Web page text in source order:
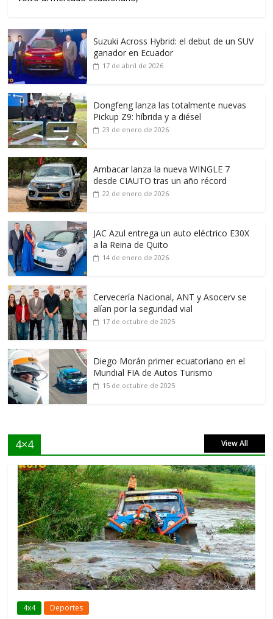
Suzuki Across Hybrid: el debut de un SUV
ganador en Ecuador
17 de abril de 2026
Dongfeng lanza las totalmente nuevas
Pickup Z9: híbrida y a diésel
23 de enero de 2026
Ambacar lanza la nueva WINGLE 7
desde CIAUTO tras un año récord
22 de enero de 2026
JAC Azul entrega un auto eléctrico E30X
a la Reina de Quito
14 de enero de 2026
Cervecería Nacional, ANT y Asocerv se
alían por la seguridad vial
17 de octubre de 2025
Diego Morán primer ecuatoriano en el
Mundial FIA de Autos Turismo
15 de octubre de 2025
4×4 View All
4x4 Deportes